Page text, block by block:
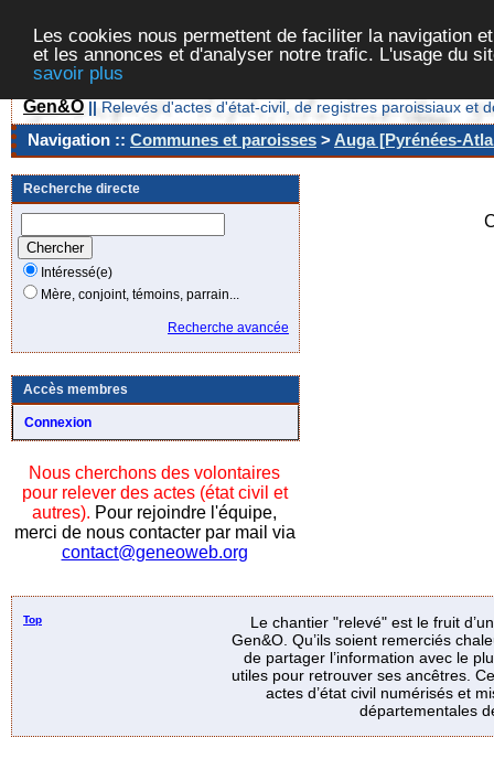
Les cookies nous permettent de faciliter la navigation
et les annonces et d'analyser notre trafic. L'usage du
savoir plus
Gen&O || Relevés d'actes d'état-civil, de registres paroissiaux et
Navigation :: Communes et paroisses >Auga [Pyrénées-
Recherche directe
Intéressé(e)
Mère, conjoint, témoins, parrain...
Recherche avancée
Accès membres
Connexion
Nous cherchons des volontaires
pour relever des actes (état civil et
autres). Pour rejoindre l'équipe,
merci de nous contacter par mail via
contact@geneoweb.org
Top
Le chantier "relevé" est le fruit
Gen&O. Qu’ils soient remerciés
de partager l’information avec le
utiles pour retrouver ses ancêtres.
actes d’état civil numérisés et
départementales